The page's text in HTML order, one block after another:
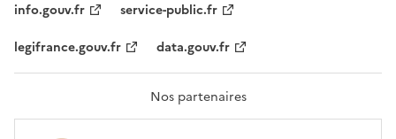
F
A
T
R
info.gouv.fr
service-public.fr
legifrance.gouv.fr
data.gouv.fr
Nos partenaires